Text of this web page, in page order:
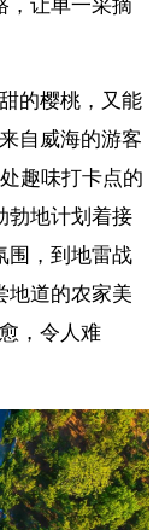
，让单一采摘
的樱桃，又能
自威海的游客
趣味打卡点的
勃地计划着接
围，到地雷战
地道的农家美
，令人难